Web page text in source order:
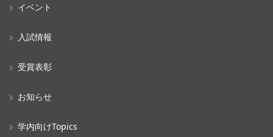
イベント
入試情報
受賞表彰
お知らせ
学内向けTopics